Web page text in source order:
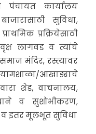
पंचायत कार्यालय
सुविधा,
प्रक्रियेसाठी
लागवड व त्यांचे
मंदिर, रस्त्यावर
आखाड्याचे
शेड, वाचनालय,
व सुशोभीकरण,
इतर मूलभूत सुविधा